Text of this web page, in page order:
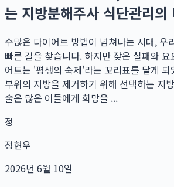
는 지방분해주사 식단관리의
수많은 다이어트 방법이 넘쳐나는 시대, 우
빠른 길을 찾습니다. 하지만 잦은 실패와
어트는 '평생의 숙제'라는 꼬리표를 달게
부위의 지방을 제거하기 위해 선택하는 지
술은 많은 이들에게 희망을 ...
정
정현우
2026년 6월 10일